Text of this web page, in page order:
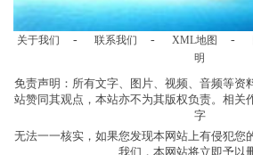
关于我们 - 联系我们 - XML地图 -
明
免责声明：所有文字、图片、视频、音频等资
站赞同其观点，本站亦不为其版权负责。相关
字
无法一一核实，如果您发现本网站上有侵犯您
我们，本网站将立即予以